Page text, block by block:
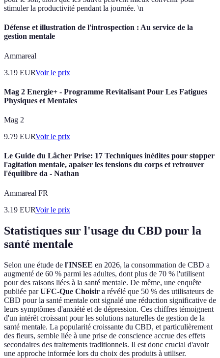
stimuler la productivité pendant la journée. \n
Défense et illustration de l'introspection : Au service de la
gestion mentale
Ammareal
3.19 EURVoir le prix
Mag 2 Energie+ - Programme Revitalisant Pour Les Fatigues
Physiques et Mentales
Mag 2
9.79 EURVoir le prix
Le Guide du Lâcher Prise: 17 Techniques inédites pour stopper
l'agitation mentale, apaiser les tensions du corps et retrouver
l'équilibre da - Nathan
Ammareal FR
3.19 EURVoir le prix
Statistiques sur l'usage du CBD pour la
santé mentale
Selon une étude de l'INSEE en 2026, la consommation de CBD a
augmenté de 60 % parmi les adultes, dont plus de 70 % l'utilisent
pour des raisons liées à la santé mentale. De même, une enquête
publiée parUFC-Que Choisir a révélé que 50 % des utilisateurs de
CBD pour la santé mentale ont signalé une réduction significative de
leurs symptômes d'anxiété et de dépression. Ces chiffres témoignent
d'un intérêt croissant pour les solutions naturelles de gestion de la
santé mentale. La popularité croissante du CBD, et particulièrement
des fleurs, semble liée à une prise de conscience accrue des effets
secondaires des traitements traditionnels. Il est donc crucial d'avoir
une approche informée lors du choix des produits à utiliser.